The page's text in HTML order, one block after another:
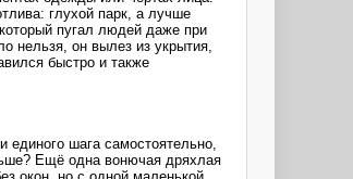
глухой парк, а лучше
пугал людей даже при
нельзя, он вылез из укрытия,
быстро и также
шага самостоятельно,
Ещё одна вонючая дряхлая
окон, но с одной маленькой